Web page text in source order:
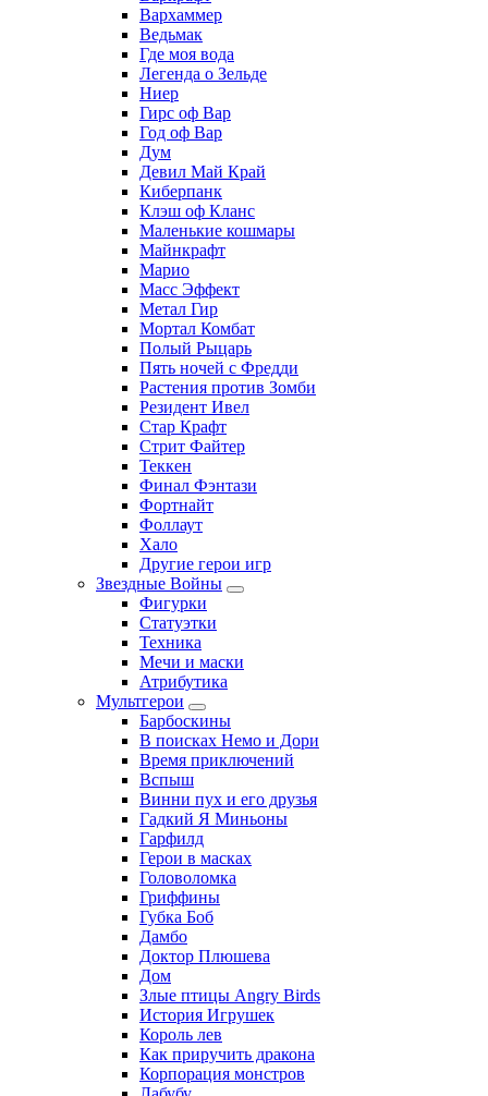
Вархаммер
Ведьмак
Где моя вода
Легенда о Зельде
Ниер
Гирс оф Вар
Год оф Вар
Дум
Девил Май Край
Киберпанк
Клэш оф Кланс
Маленькие кошмары
Майнкрафт
Марио
Масс Эффект
Метал Гир
Мортал Комбат
Полый Рыцарь
Пять ночей с Фредди
Растения против Зомби
Резидент Ивел
Стар Крафт
Стрит Файтер
Теккен
Финал Фэнтази
Фортнайт
Фоллаут
Хало
Другие герои игр
Звездные Войны
Фигурки
Статуэтки
Техника
Мечи и маски
Атрибутика
Мультгерои
Барбоскины
В поисках Немо и Дори
Время приключений
Вспыш
Винни пух и его друзья
Гадкий Я Миньоны
Гарфилд
Герои в масках
Головоломка
Гриффины
Губка Боб
Дамбо
Доктор Плюшева
Дом
Злые птицы Angry Birds
История Игрушек
Король лев
Как приручить дракона
Корпорация монстров